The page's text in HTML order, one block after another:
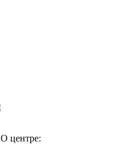
О центре: